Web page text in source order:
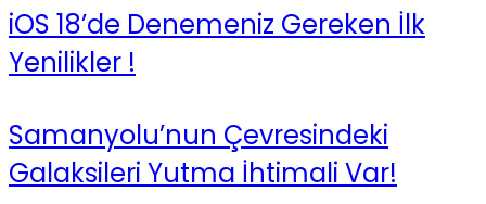
iOS 18’de Denemeniz Gereken İlk
Yenilikler !
Samanyolu’nun Çevresindeki
Galaksileri Yutma İhtimali Var!